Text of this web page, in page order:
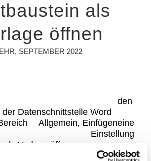
als
öffnen
, SEPTEMBER 2022
den
Datenschnittstelle Word
Allgemein, Einfügeneine
Einstellung
Vorlage öffnen